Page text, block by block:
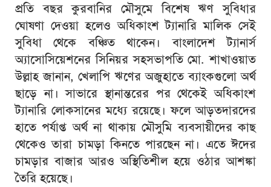
প্রতি বছর কুরবানির মৌসুমে বিশেষ ঋণ সুবিধার
ঘোষণা দেওয়া হলেও অধিকাংশ ট্যানারি মালিক সেই
সুবিধা থেকে বঞ্চিত থাকেন। বাংলাদেশ ট্যানার্স
অ্যাসোসিয়েশনের সিনিয়র সহসভাপতি মো. শাখাওয়াত
উল্লাহ জানান, খেলাপি ঋণের অজুহাতে ব্যাংকগুলো অর্থ
ছাড়ে না। সাভারে স্থানান্তরের পর থেকেই অধিকাংশ
ট্যানারি লোকসানের মধ্যে রয়েছে। ফলে আড়তদারদের
হাতে পর্যাপ্ত অর্থ না থাকায় মৌসুমি ব্যবসায়ীদের কাছ
থেকেও তারা চামড়া কিনতে পারছেন না। এতে ঈদের
চামড়ার বাজার আরও অস্থিতিশীল হয়ে ওঠার আশঙ্কা
তৈরি হয়েছে।